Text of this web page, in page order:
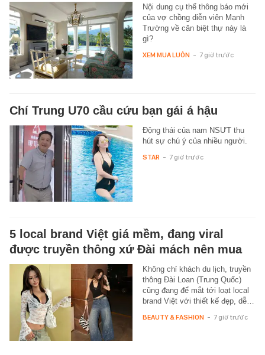
Nội dung cụ thể thông báo mới
của vợ chồng diễn viên Mạnh
Trường về căn biệt thự này là
gì?
XEM MUA LUÔN - 7 giờ trước
Chí Trung U70 cầu cứu bạn gái á hậu
Động thái của nam NSƯT thu
hút sự chú ý của nhiều người.
STAR - 7 giờ trước
5 local brand Việt giá mềm, đang viral
được truyền thông xứ Đài mách nên mua
Không chỉ khách du lịch, truyền
thông Đài Loan (Trung Quốc)
cũng đang để mắt tới loạt local
brand Việt với thiết kế đẹp, dễ…
BEAUTY & FASHION - 7 giờ trước